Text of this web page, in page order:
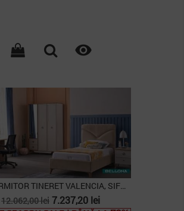

SET DORMITOR TINERET VALENCIA, SIFONIER 3 USI,...
Pret
12.062,00 lei Pret
7.237,20 lei